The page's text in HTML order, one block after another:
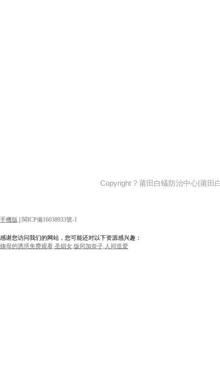
Copyright ? 莆田白蟻防治中心|莆田
手機版 閩ICP備16038933號-1
感谢您访问我们的网站，您可能还对以下资源感兴趣：
姨母的诱惑免费观看,圣娼女,饭冈加奈子,人间造爱